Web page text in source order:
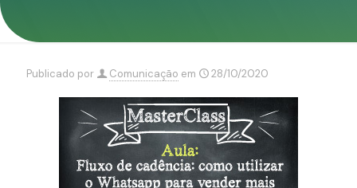
Publicado por Comunicação em 28/10/2020